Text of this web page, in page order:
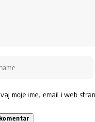
moje ime, email i web